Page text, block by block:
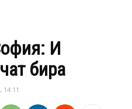
И
бира
14:11